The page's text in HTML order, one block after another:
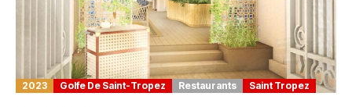
2023 Golfe De Saint-Tropez Restaurants Saint Tropez